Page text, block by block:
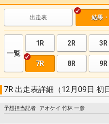
出走表 結果
一覧
1R 2R 3R
7R 8R 9R
7R 出走表詳細（12月09日 初
予想担当記者
アオケイ 竹林 一彦